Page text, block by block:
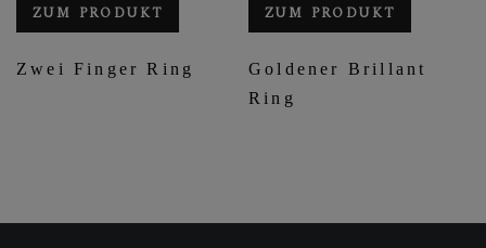
ZUM PRODUKT
Zwei Finger Ring
ZUM PRODUKT
Goldener Brillant
Ring